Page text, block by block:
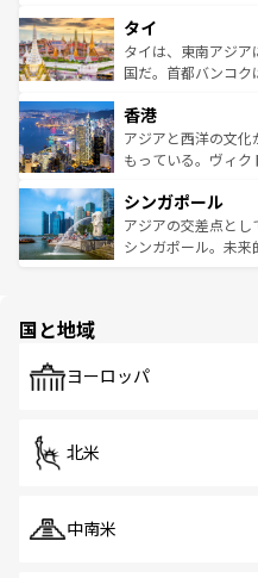
リティに包まれなが
覧を参照してほしい
急速な発展と共に伝
ーチミン市のフラン
醸し出している。
とつ。フォーやバイ
ひ現地で味わいた
が旅行者を迎えて
参照してほしい。
タイ
タイは、東南アジア
国だ。首都バンコ
の活気が交差してい
帯で自然と触れ合
いビーチでリゾー
激する。気候は一年
が待っている。親
た文化、そして多
香港
アジアと西洋の文
もっている。ヴィ
み、どこを訪れても
ており、効率よく
うな絶景から文化
シンガポール
アジアの交差点と
シンガポール。未
で、ホーカーズは地
国と地域
ヨーロッパ
北米
中南米